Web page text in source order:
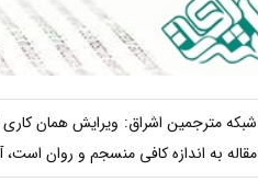
شبکه مترجمین اشراق: ویرایش همان
مقاله به اندازه کافی منسجم و روان